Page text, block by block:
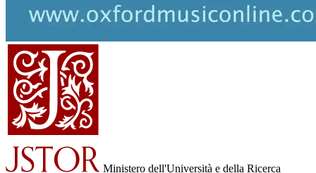
Ministero dell'Università e della Ricerca